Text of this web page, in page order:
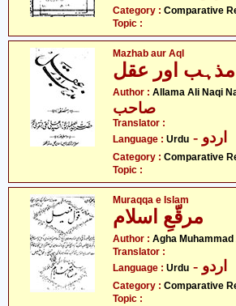
Category : Comparative
Topic :
Mazhab aur Aql
مذہب اور عقل
Author : Allama Ali Naqi
صاحب
Translator :
Language : Urdu - اردو
Category : Comparative
Topic :
Muraqqa e Islam
مرقّعِ اسلام
Author : Agha
Translator :
Language : Urdu - اردو
Category : Comparative
Topic :